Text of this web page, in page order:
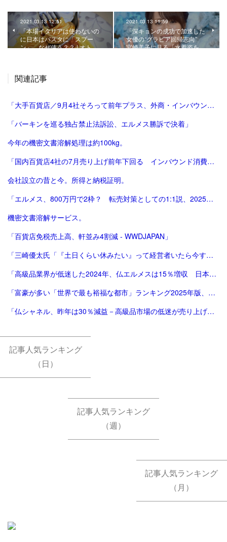
2021.03.13 12:51
「本場イタリアは使わないの
に日本はパスタに「スプー
ン」、なぜ使う？？ | オト…
2021.03.13 11:59
「深キョンの成功で加速した
女優の“グラビア回帰志向”
宮崎美子に見る「水着姿を…
関連記事
「大手百貨店／9月4社そろって前年プラス、外商・インバウンド好調 | 流通ニュース」
「バーキンを巡る独占禁止法訴訟、エルメス勝訴で決着」
今年の機密文書溶解処理は約100kg。
「国内百貨店4社の7月売り上げ前年下回る インバウンド消費減で | ロイター」
会社設立の昔と今。所得と納税証明。
「エルメス、800万円で2枠？ 転売対策としての1:1説、2025年版。ほぼ完結（？）編。」
機密文書溶解サービス。
「百貨店免税売上高、軒並み4割減 - WWDJAPAN」
「三崎優太氏「『土日くらい休みたい』って経営者いたら今すぐ会社畳んだ方がいい」痛烈指摘に反響 - 芸能 : 日刊スポーツ」
「高級品業界が低迷した2024年、仏エルメスは15％増収 日本が成長をけん引 | Forbes」
「富豪が多い「世界で最も裕福な都市」ランキング2025年版、東京が2年連続3位 | Forbes JAPAN 公式サイト（フォーブス ジャパン）」
「仏シャネル、昨年は30％減益－高級品市場の低迷が売り上げ直撃 - Bloomberg」
記事人気ランキング
（日）
記事人気ランキング
（週）
記事人気ランキング
（月）